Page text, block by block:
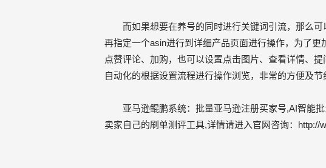
而如果想要在养号的同时进行关键词引流，那么可
再指定一个asin进行到详细产品页面进行操作，为了
点赞评论、加购，也可以设置点击图片、查看详情、
自动化的根据设置流程进行操作浏览，非常的方便及节
亚马逊鲲鹏系统：批量亚马逊注册买家号,AI智能
卖家自己的刷单测评工具,详情请进入官网咨询：http://